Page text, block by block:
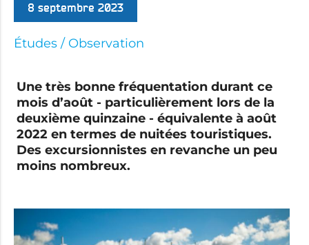
8 septembre 2023
Études / Observation
Une très bonne fréquentation durant ce
mois d’août - particulièrement lors de la
deuxième quinzaine - équivalente à août
2022 en termes de nuitées touristiques.
Des excursionnistes en revanche un peu
moins nombreux.